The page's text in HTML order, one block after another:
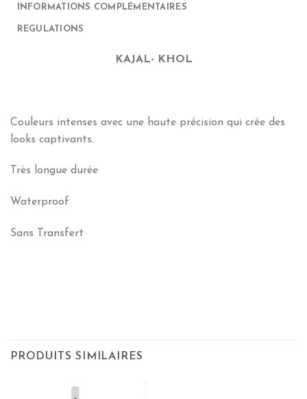
INFORMATIONS COMPLÉMENTAIRES
REGULATIONS
KAJAL- KHOL
Couleurs intenses avec une haute précision qui crée des
looks captivants.
Très longue durée
Waterproof
Sans Transfert
PRODUITS SIMILAIRES